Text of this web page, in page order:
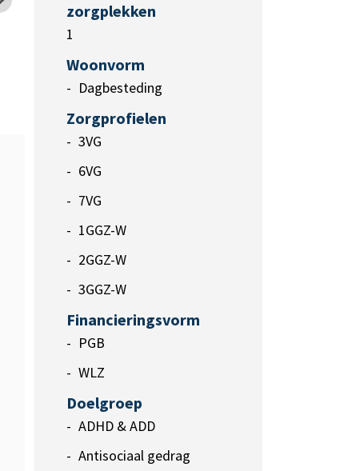
zorgplekken
1
Woonvorm
Dagbesteding
Zorgprofielen
3VG
6VG
7VG
1GGZ-W
2GGZ-W
3GGZ-W
Financieringsvorm
PGB
WLZ
Doelgroep
ADHD & ADD
Antisociaal gedrag